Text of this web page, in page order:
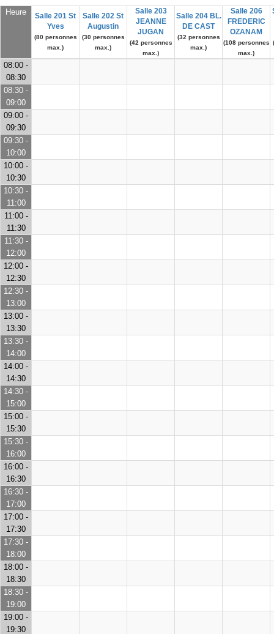
Heure
Salle 201 St
Yves
(80 personnes
max.)
Salle 202 St
Augustin
(30 personnes
max.)
Salle 203
JEANNE
JUGAN
(42 personnes
max.)
Salle 204 BL.
DE CAST
(32 personnes
max.)
Salle 206
FREDERIC
OZANAM
(108 personnes
max.)
08:00 -
08:30
08:30 -
09:00
09:00 -
09:30
09:30 -
10:00
10:00 -
10:30
10:30 -
11:00
11:00 -
11:30
11:30 -
12:00
12:00 -
12:30
12:30 -
13:00
13:00 -
13:30
13:30 -
14:00
14:00 -
14:30
14:30 -
15:00
15:00 -
15:30
15:30 -
16:00
16:00 -
16:30
16:30 -
17:00
17:00 -
17:30
17:30 -
18:00
18:00 -
18:30
18:30 -
19:00
19:00 -
19:30